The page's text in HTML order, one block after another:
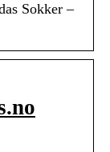
Sokker –